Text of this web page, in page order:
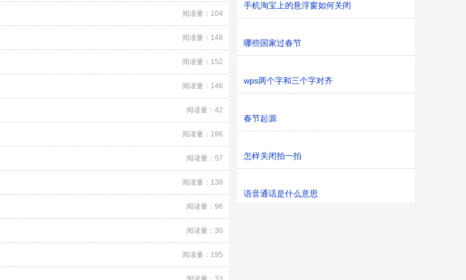
阅读量：104
阅读量：148
阅读量：152
阅读量：146
阅读量：42
阅读量：196
阅读量：57
阅读量：138
阅读量：96
阅读量：30
阅读量：195
手机淘宝上的悬浮窗如何关闭
哪些国家过春节
wps两个字和三个字对齐
春节起源
怎样关闭拍一拍
语音通话是什么意思